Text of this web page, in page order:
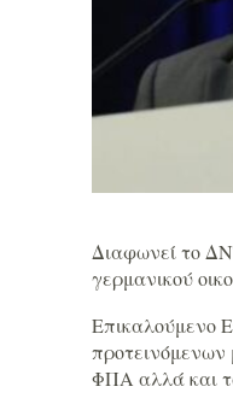
Διαφωνεί το
γερμανικού
Επικαλούμενο
προτεινόμενων
ΦΠΑ αλλά και